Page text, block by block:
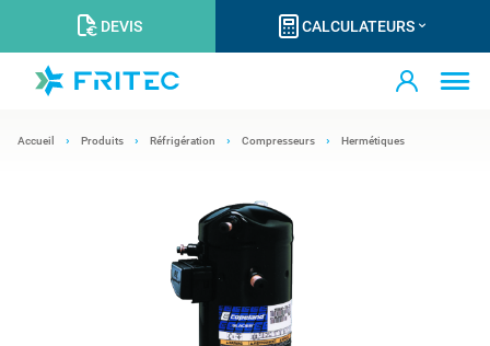
DEVIS CALCULATEURS
Accueil Produits Réfrigération Compresseurs Hermétiques